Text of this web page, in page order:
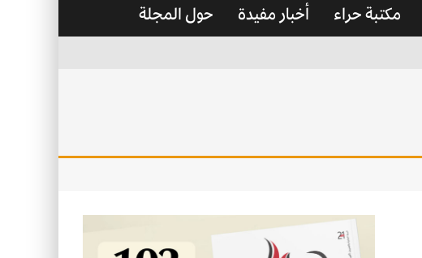
مكتبة حراء أخبار مفيدة حول المجلة